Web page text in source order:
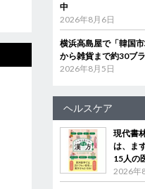
中
2026年8月6日
横浜高島屋で「韓国
から雑貨まで約30ブ
2026年8月5日
ヘルスケア
現代書
は、ま
15人の
2026年